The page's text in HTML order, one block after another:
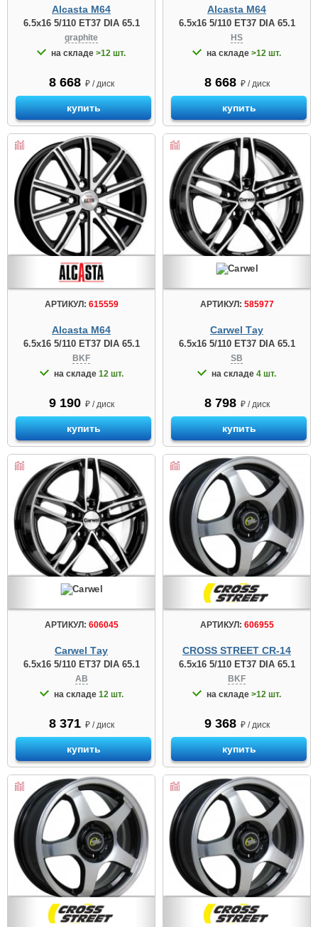
Alcasta M64
6.5x16 5/110 ET37 DIA 65.1
graphite
на складе >12 шт.
8 668 ₽ / диск
купить
Alcasta M64
6.5x16 5/110 ET37 DIA 65.1
HS
на складе >12 шт.
8 668 ₽ / диск
купить
АРТИКУЛ: 615559
Alcasta M64
6.5x16 5/110 ET37 DIA 65.1
BKF
на складе 12 шт.
9 190 ₽ / диск
купить
АРТИКУЛ: 585977
Carwel Тау
6.5x16 5/110 ET37 DIA 65.1
SB
на складе 4 шт.
8 798 ₽ / диск
купить
АРТИКУЛ: 606045
Carwel Тау
6.5x16 5/110 ET37 DIA 65.1
AB
на складе 12 шт.
8 371 ₽ / диск
купить
АРТИКУЛ: 606955
CROSS STREET CR-14
6.5x16 5/110 ET37 DIA 65.1
BKF
на складе >12 шт.
9 368 ₽ / диск
купить